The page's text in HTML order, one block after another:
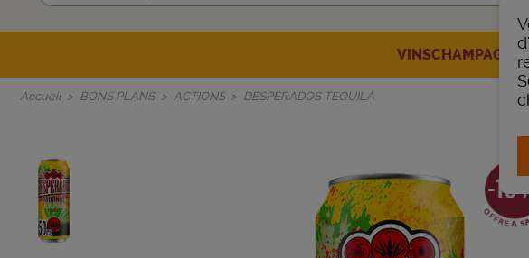
VINSCHAMPAGNES
Accueil BONS PLANS ACTIONS DESPERADOS TEQUILA